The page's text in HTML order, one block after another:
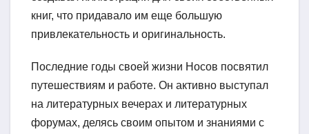
книг, что придавало им еще большую
привлекательность и оригинальность.
Последние годы своей жизни Носов посвятил
путешествиям и работе. Он активно выступал
на литературных вечерах и литературных
форумах, делясь своим опытом и знаниями с